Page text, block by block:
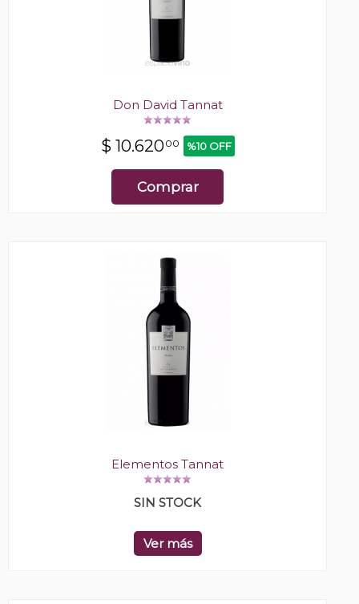
Don David Tannat
$ 10.62000 %10 OFF
Comprar
Elementos Tannat
SIN STOCK
Ver más